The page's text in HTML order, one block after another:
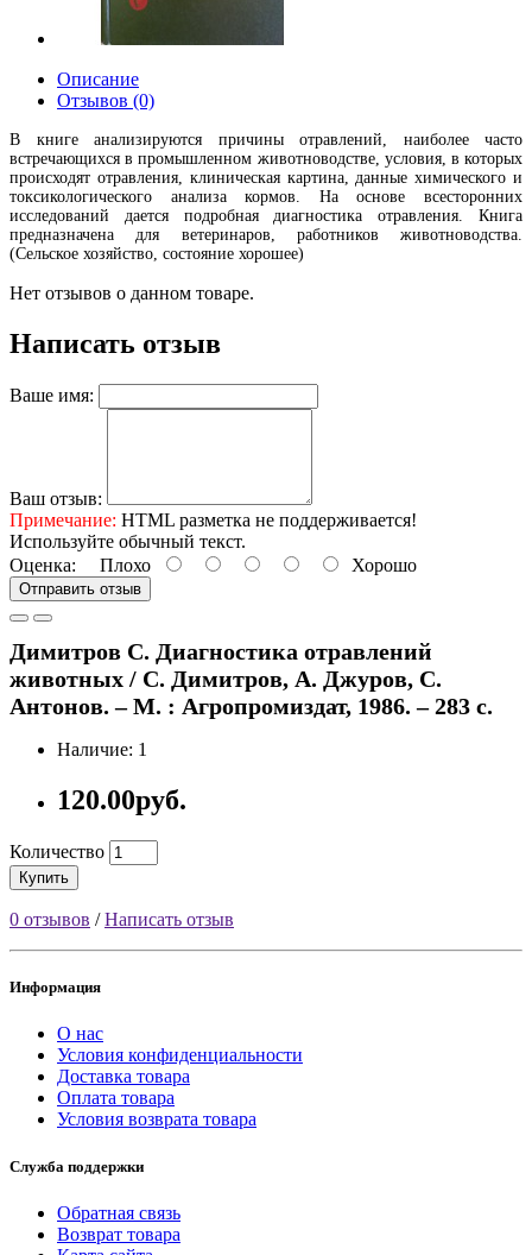
Описание
Отзывов (0)
В книге анализируются причины отравлений, наиболее часто
встречающихся в промышленном животноводстве, условия, в которых
происходят отравления, клиническая картина, данные химического и
токсикологического анализа кормов. На основе всесторонних
исследований дается подробная диагностика отравления. Книга
предназначена для ветеринаров, работников животноводства.
(Сельское хозяйство, состояние хорошее)
Нет отзывов о данном товаре.
Написать отзыв
Ваше имя:
Ваш отзыв:
Примечание: HTML разметка не поддерживается!
Используйте обычный текст.
Оценка: Плохо Хорошо
Отправить отзыв
Димитров С. Диагностика отравлений
животных / С. Димитров, А. Джуров, С.
Антонов. – М. : Агропромиздат, 1986. – 283 с.
Наличие: 1
120.00руб.
Количество
Купить
0 отзывов /Написать отзыв
Информация
О нас
Условия конфиденциальности
Доставка товара
Оплата товара
Условия возврата товара
Служба поддержки
Обратная связь
Возврат товара